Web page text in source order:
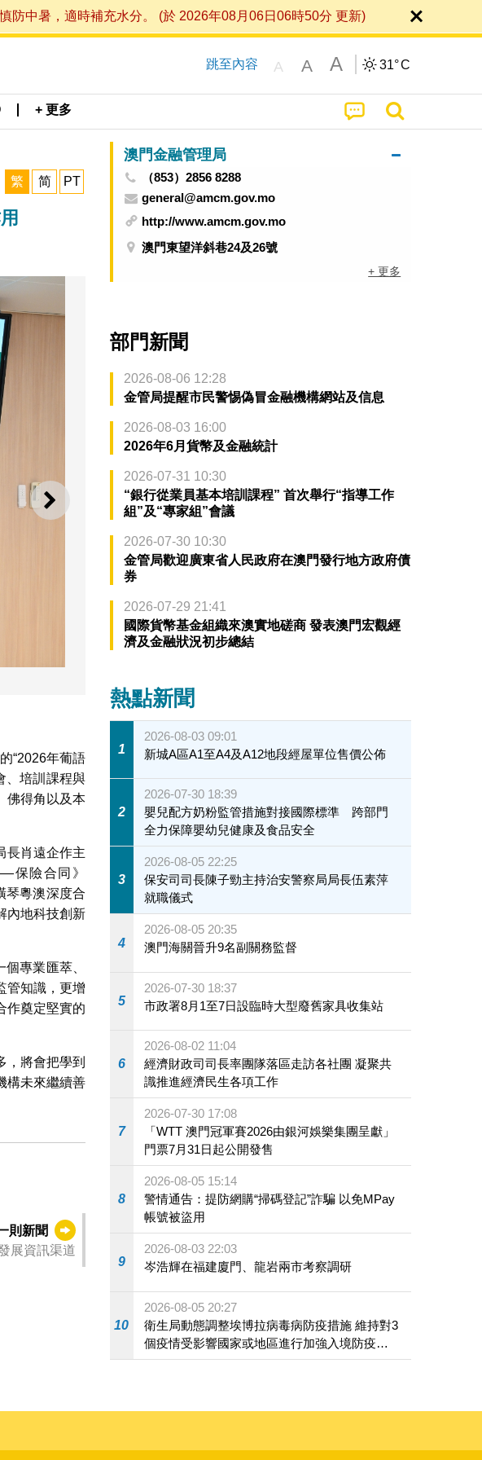
防中暑，適時補充水分。 (於 2026年08月06日06時50分 更新)
跳至內容 A A A 31°C
+ 更多
繁 简 PT
下一則
“2026年葡語
、培訓課程與
佛得角以及本
長肖遠企作主
保險合同》
琴粵澳深度合
內地科技創新
專業匯萃、
管知識，更增
作奠定堅實的
，將會把學到
構未來繼續善
則新聞
通融合發展資訊渠道
澳門金融管理局
（853）2856 8288
general@amcm.gov.mo
http://www.amcm.gov.mo
澳門東望洋斜巷24及26號
+ 更多
部門新聞
2026-08-06 12:28
金管局提醒市民警惕偽冒金融機構網站及信息
2026-08-03 16:00
2026年6月貨幣及金融統計
2026-07-31 10:30
“銀行從業員基本培訓課程” 首次舉行“指導工作
組”及“專家組”會議
2026-07-30 10:30
金管局歡迎廣東省人民政府在澳門發行地方政府債
券
2026-07-29 21:41
國際貨幣基金組織來澳實地磋商 發表澳門宏觀經
濟及金融狀況初步總結
熱點新聞
1
2026-08-03 09:01
新城A區A1至A4及A12地段經屋單位售價公佈
2
2026-07-30 18:39
嬰兒配方奶粉監管措施對接國際標準 跨部門
全力保障嬰幼兒健康及食品安全
3
2026-08-05 22:25
保安司司長陳子勁主持治安警察局局長伍素萍
就職儀式
4
2026-08-05 20:35
澳門海關晉升9名副關務監督
5
2026-07-30 18:37
市政署8月1至7日設臨時大型廢舊家具收集站
6
2026-08-02 11:04
經濟財政司司長率團隊落區走訪各社團 凝聚共
識推進經濟民生各項工作
7
2026-07-30 17:08
「WTT 澳門冠軍賽2026由銀河娛樂集團呈獻」
門票7月31日起公開發售
8
2026-08-05 15:14
警情通告：提防網購“掃碼登記”詐騙 以免MPay
帳號被盜用
9
2026-08-03 22:03
岑浩輝在福建廈門、龍岩兩市考察調研
10
2026-08-05 20:27
衛生局動態調整埃博拉病毒病防疫措施 維持對3
個疫情受影響國家或地區進行加強入境防疫措
施